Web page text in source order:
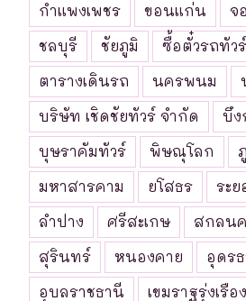
กำแพงเพชร
ขอนแก่น
จ
ชลบุรี
ชัยภูมิ ซื้อตั๋วรถทัวร์
ตารางเดินรถ
นครพนม
บริษัท เชิดชัยทัวร์ จำกัด
บึง
บุษราคัมทัวร์
พิษณุโลก
มหาสารคาม
ยโสธร ระย
ลำปาง
ศรีสะเกษ สกลน
สุรินทร์
หนองคาย
อุดร
อุบลราชธานี
เขมราฐรุ่งเรือ